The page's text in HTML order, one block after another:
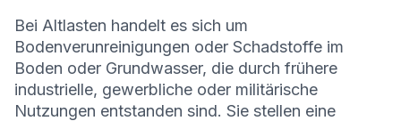
Bei Altlasten handelt es sich um
Bodenverunreinigungen oder Schadstoffe im
Boden oder Grundwasser, die durch frühere
industrielle, gewerbliche oder militärische
Nutzungen entstanden sind. Sie stellen eine